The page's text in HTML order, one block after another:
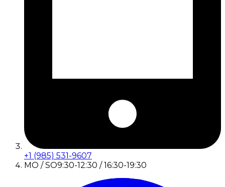
+1 (985) 531-9607
MO / SO9:30-12:30 / 16:30-19:30